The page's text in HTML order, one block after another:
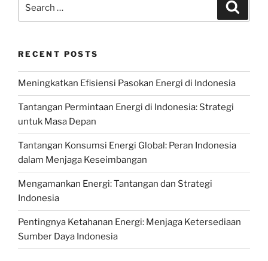
for:
RECENT POSTS
Meningkatkan Efisiensi Pasokan Energi di Indonesia
Tantangan Permintaan Energi di Indonesia: Strategi
untuk Masa Depan
Tantangan Konsumsi Energi Global: Peran Indonesia
dalam Menjaga Keseimbangan
Mengamankan Energi: Tantangan dan Strategi
Indonesia
Pentingnya Ketahanan Energi: Menjaga Ketersediaan
Sumber Daya Indonesia